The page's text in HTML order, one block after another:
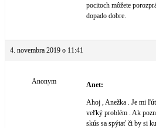
pocitoch môžete
dopado dobre.
4. novembra 2019 o 11:41
Anonym Anet:
Ahoj , Anežka . Je mi
veľký problém . Ak
skús sa spýtať či by si